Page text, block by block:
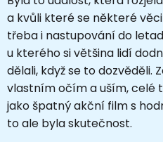
a kvůli které se některé
třeba i nastupování do
u kterého si většina lidí
dělali, když se to dozvěděli.
vlastním očím a uším, celé
jako špatný akční film s
to ale byla skutečnost.